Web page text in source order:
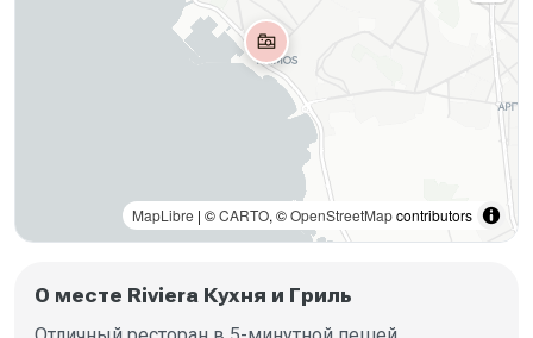
О месте Riviera Кухня и Гриль
MapLibre | ©CARTO, ©OpenStreetMapcontributors